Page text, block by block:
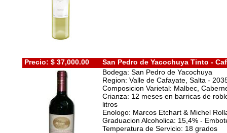
Precio: $ 37,000.00
San Pedro de Yacochuya Tinto -
Bodega: San Pedro de Yacochuya
Region: Valle de Cafayate, Salta -
Composicion Varietal: Malbec,
Crianza: 12 meses en barricas de
litros
Enologo: Marcos Etchart & Michel
Graduacion Alcoholica: 15,4% -
Temperatura de Servicio: 18 grados